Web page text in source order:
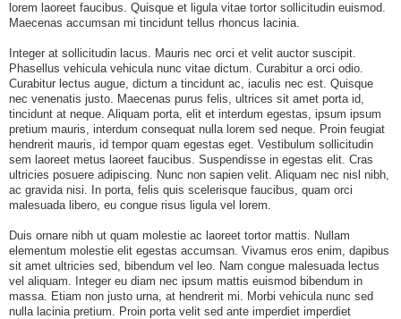
lorem laoreet faucibus. Quisque et ligula vitae tortor sollicitudin euismod.
Maecenas accumsan mi tincidunt tellus rhoncus lacinia.
Integer at sollicitudin lacus. Mauris nec orci et velit auctor suscipit.
Phasellus vehicula vehicula nunc vitae dictum. Curabitur a orci odio.
Curabitur lectus augue, dictum a tincidunt ac, iaculis nec est. Quisque
nec venenatis justo. Maecenas purus felis, ultrices sit amet porta id,
tincidunt at neque. Aliquam porta, elit et interdum egestas, ipsum ipsum
pretium mauris, interdum consequat nulla lorem sed neque. Proin feugiat
hendrerit mauris, id tempor quam egestas eget. Vestibulum sollicitudin
sem laoreet metus laoreet faucibus. Suspendisse in egestas elit. Cras
ultricies posuere adipiscing. Nunc non sapien velit. Aliquam nec nisl nibh,
ac gravida nisi. In porta, felis quis scelerisque faucibus, quam orci
malesuada libero, eu congue risus ligula vel lorem.
Duis ornare nibh ut quam molestie ac laoreet tortor mattis. Nullam
elementum molestie elit egestas accumsan. Vivamus eros enim, dapibus
sit amet ultricies sed, bibendum vel leo. Nam congue malesuada lectus
vel aliquam. Integer eu diam nec ipsum mattis euismod bibendum in
massa. Etiam non justo urna, at hendrerit mi. Morbi vehicula nunc sed
nulla lacinia pretium. Proin porta velit sed ante imperdiet imperdiet